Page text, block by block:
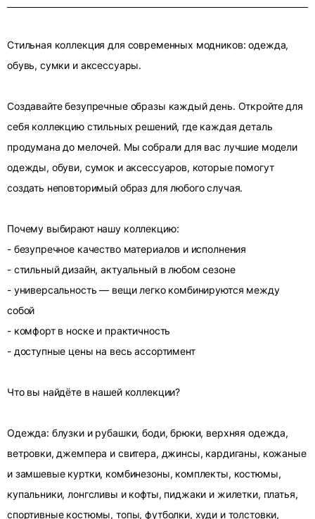
Стильная коллекция для современных модников: одежда,
обувь, сумки и аксессуары.
Создавайте безупречные образы каждый день. Откройте для
себя коллекцию стильных решений, где каждая деталь
продумана до мелочей. Мы собрали для вас лучшие модели
одежды, обуви, сумок и аксессуаров, которые помогут
создать неповторимый образ для любого случая.
Почему выбирают нашу коллекцию:
- безупречное качество материалов и исполнения
- стильный дизайн, актуальный в любом сезоне
- универсальность — вещи легко комбинируются между
собой
- комфорт в носке и практичность
- доступные цены на весь ассортимент
Что вы найдёте в нашей коллекции?
Одежда: блузки и рубашки, боди, брюки, верхняя одежда,
ветровки, джемпера и свитера, джинсы, кардиганы, кожаные
и замшевые куртки, комбинезоны, комплекты, костюмы,
купальники, лонгсливы и кофты, пиджаки и жилетки, платья,
спортивные костюмы, топы, футболки, худи и толстовки,